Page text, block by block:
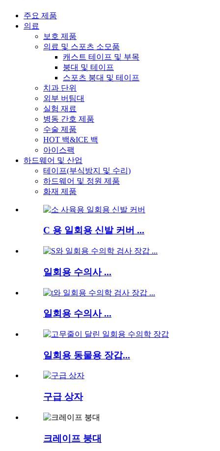
주요 제품
의료
보호 제품
의료 및 스포츠 소모품
캐스트 테이프 및 부목
붕대 및 테이프
스포츠 붕대 및 테이프
치과 단위
외부 버팀대
실험 재료
병동 간호 제품
수술 제품
HOT 백&ICE 백
아이스팩
하드웨어 및 산업
테이프(부식방지 및 수리)
하드웨어 및 정원 제품
화재 제품
C 용 일회용 신발 커버 ...
일회용 수의사 ...
일회용 수의사 ...
일회용 동물용 장갑...
구급 상자
크레이프 붕대